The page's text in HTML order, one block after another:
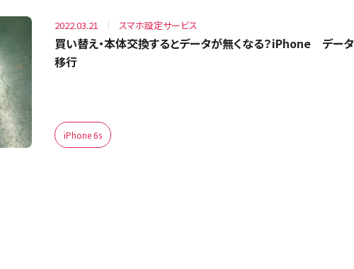
2022.03.21 スマホ設定サービス
買い替え・本体交換するとデータが無くなる？iPhone データ
移行
iPhone 6s